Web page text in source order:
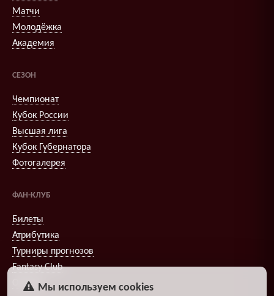
Матчи
Молодёжка
Академия
СЕЗОН
Чемпионат
Кубок России
Высшая лига
Кубок Губернатора
Фотогалерея
ФАН-КЛУБ
Билеты
Атрибутика
Турниры прогнозов
Fantasy Club
ОпросыМы используем cookies